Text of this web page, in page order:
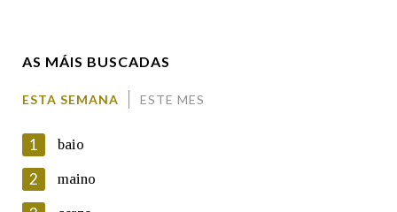
AS MÁIS BUSCADAS
ESTA SEMANA ESTE MES
1 baio
2 maino